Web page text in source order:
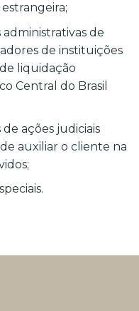
de
de instituições
liquidação
Central do Brasil
ações judiciais
auxiliar o cliente na